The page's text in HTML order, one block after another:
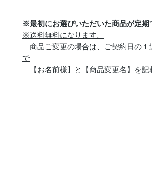
※最初にお選びいただいた商品が定期
※送料無料になります。
商品ご変更の場合は、ご契約日の
で
【お名前様】と【商品変更名】を記